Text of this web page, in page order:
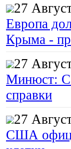
27
Европа
Крыма -
27
Минюст: С
справки
27
США